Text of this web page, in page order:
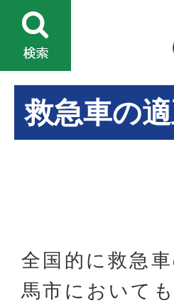
救急車の
全国的に救急
馬市において